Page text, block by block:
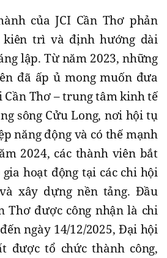
của JCI Cần Thơ phản
trì và định hướng dài
lập. Từ năm 2023, những
đã ấp ủ mong muốn đưa
Cần Thơ – trung tâm kinh tế
sông Cửu Long, nơi hội tụ
năng động và có thế mạnh
2024, các thành viên bắt
hoạt động tại các chi hội
xây dựng nền tảng. Đầu
Thơ được công nhận là chi
ngày 14/12/2025, Đại hội
được tổ chức thành công,